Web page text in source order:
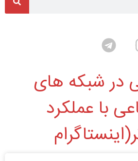
در شبکه های
با عملکرد